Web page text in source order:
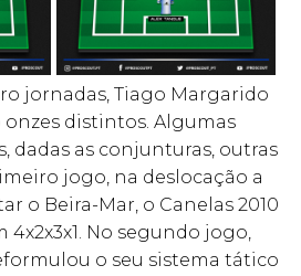
jornadas, Tiago Margarido
distintos. Algumas
dadas as conjunturas, outras
jogo, na deslocação a
o Beira-Mar, o Canelas 2010
No segundo jogo,
o seu sistema tático